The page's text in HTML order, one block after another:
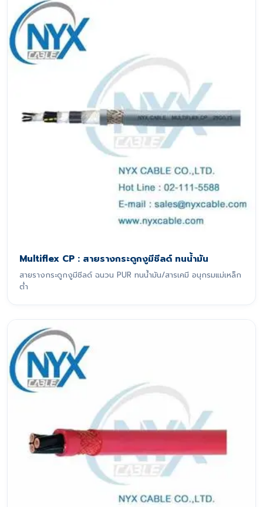
Multiflex CP : สายรางกระดูกงูมีชีลด์ ทนน้ำมัน
สายรางกระดูกงูมีชีลด์ ฉนวน PUR ทนน้ำมัน/สารเคมี อนุกรมแม่เหล็ก
ต่ำ